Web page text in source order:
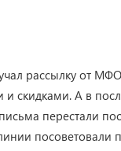
рассылку от
и скидками. А в
перестали
посоветовали